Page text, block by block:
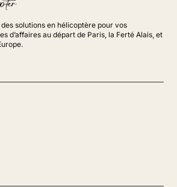
solutions en hélicoptère pour vos
d’affaires au départ de Paris, la Ferté Alais, et